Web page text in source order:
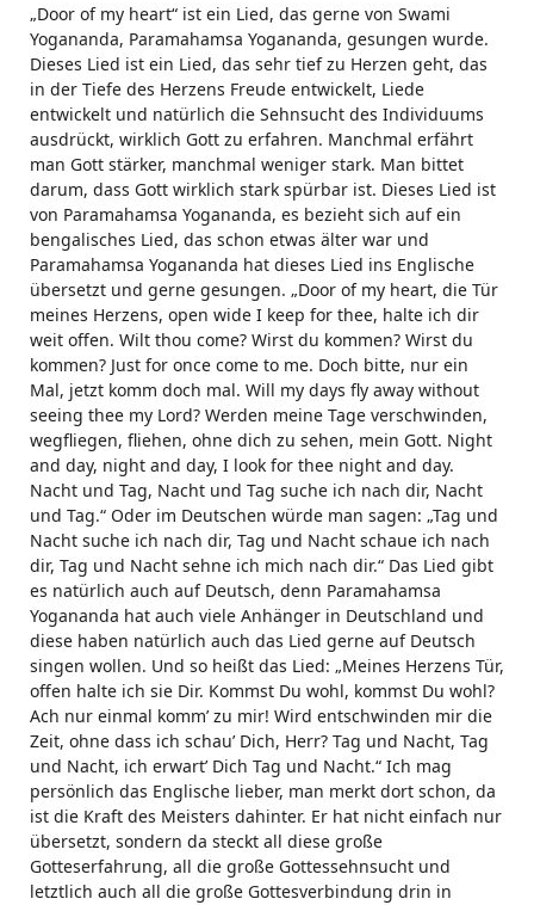
„Door of my heart“ ist ein Lied, das gerne von Swami
Yogananda, Paramahamsa Yogananda, gesungen wurde.
Dieses Lied ist ein Lied, das sehr tief zu Herzen geht, das
in der Tiefe des Herzens Freude entwickelt, Liede
entwickelt und natürlich die Sehnsucht des Individuums
ausdrückt, wirklich Gott zu erfahren. Manchmal erfährt
man Gott stärker, manchmal weniger stark. Man bittet
darum, dass Gott wirklich stark spürbar ist. Dieses Lied ist
von Paramahamsa Yogananda, es bezieht sich auf ein
bengalisches Lied, das schon etwas älter war und
Paramahamsa Yogananda hat dieses Lied ins Englische
übersetzt und gerne gesungen. „Door of my heart, die Tür
meines Herzens, open wide I keep for thee, halte ich dir
weit offen. Wilt thou come? Wirst du kommen? Wirst du
kommen? Just for once come to me. Doch bitte, nur ein
Mal, jetzt komm doch mal. Will my days fly away without
seeing thee my Lord? Werden meine Tage verschwinden,
wegfliegen, fliehen, ohne dich zu sehen, mein Gott. Night
and day, night and day, I look for thee night and day.
Nacht und Tag, Nacht und Tag suche ich nach dir, Nacht
und Tag.“ Oder im Deutschen würde man sagen: „Tag und
Nacht suche ich nach dir, Tag und Nacht schaue ich nach
dir, Tag und Nacht sehne ich mich nach dir.“ Das Lied gibt
es natürlich auch auf Deutsch, denn Paramahamsa
Yogananda hat auch viele Anhänger in Deutschland und
diese haben natürlich auch das Lied gerne auf Deutsch
singen wollen. Und so heißt das Lied: „Meines Herzens Tür,
offen halte ich sie Dir. Kommst Du wohl, kommst Du wohl?
Ach nur einmal komm’ zu mir! Wird entschwinden mir die
Zeit, ohne dass ich schau’ Dich, Herr? Tag und Nacht, Tag
und Nacht, ich erwart’ Dich Tag und Nacht.“ Ich mag
persönlich das Englische lieber, man merkt dort schon, da
ist die Kraft des Meisters dahinter. Er hat nicht einfach nur
übersetzt, sondern da steckt all diese große
Gotteserfahrung, all die große Gottessehnsucht und
letztlich auch all die große Gottesverbindung drin in